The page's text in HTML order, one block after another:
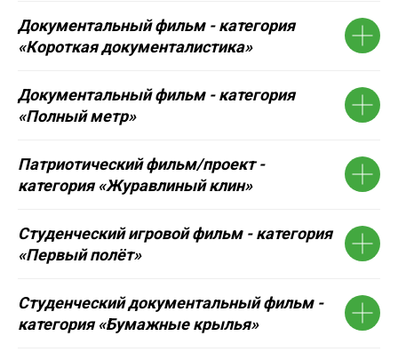
Документальный фильм - категория
«Короткая документалистика»
Документальный фильм - категория
«Полный метр»
Патриотический фильм/проект -
категория «Журавлиный клин»
Cтуденческий игровой фильм - категория
«Первый полёт»
Студенческий документальный фильм -
категория «Бумажные крылья»